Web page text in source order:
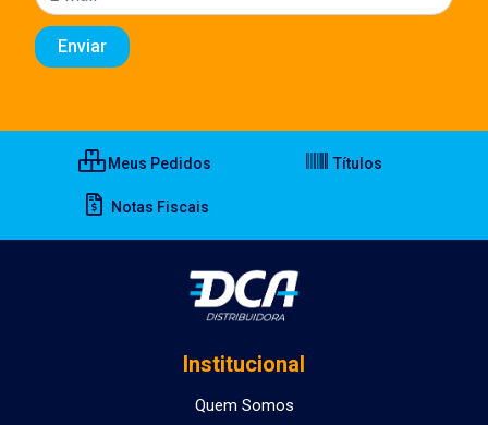
Meus Pedidos Títulos
Notas Fiscais
Institucional
Quem Somos